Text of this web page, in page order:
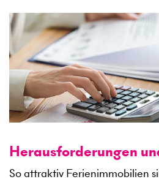
Herausforderungen
So attraktiv Ferienimmobilien